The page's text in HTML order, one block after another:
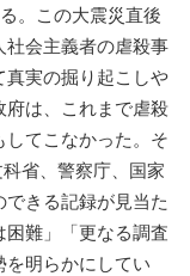
。この大震災直後
社会主義者の虐殺事
真実の掘り起こしや
府は、これまで虐殺
てこなかった。そ
省、警察庁、国家
きる記録が見当た
困難」「更なる調査
を明らかにしてい